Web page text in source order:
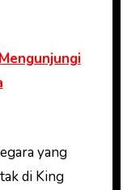
yang
di King